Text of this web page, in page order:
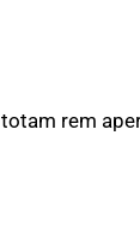
rem